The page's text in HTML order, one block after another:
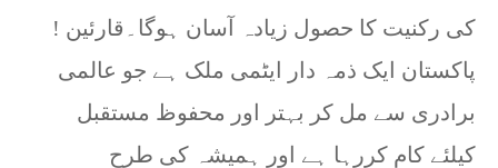
کی رکنیت کا حصول زیادہ آسان ہوگا۔قارئین !
پاکستان ایک ذمہ دار ایٹمی ملک ہے جو عالمی
برادری سے مل کر بہتر اور محفوظ مستقبل
کیلئے کام کررہا ہے اور ہمیشہ کی طرح